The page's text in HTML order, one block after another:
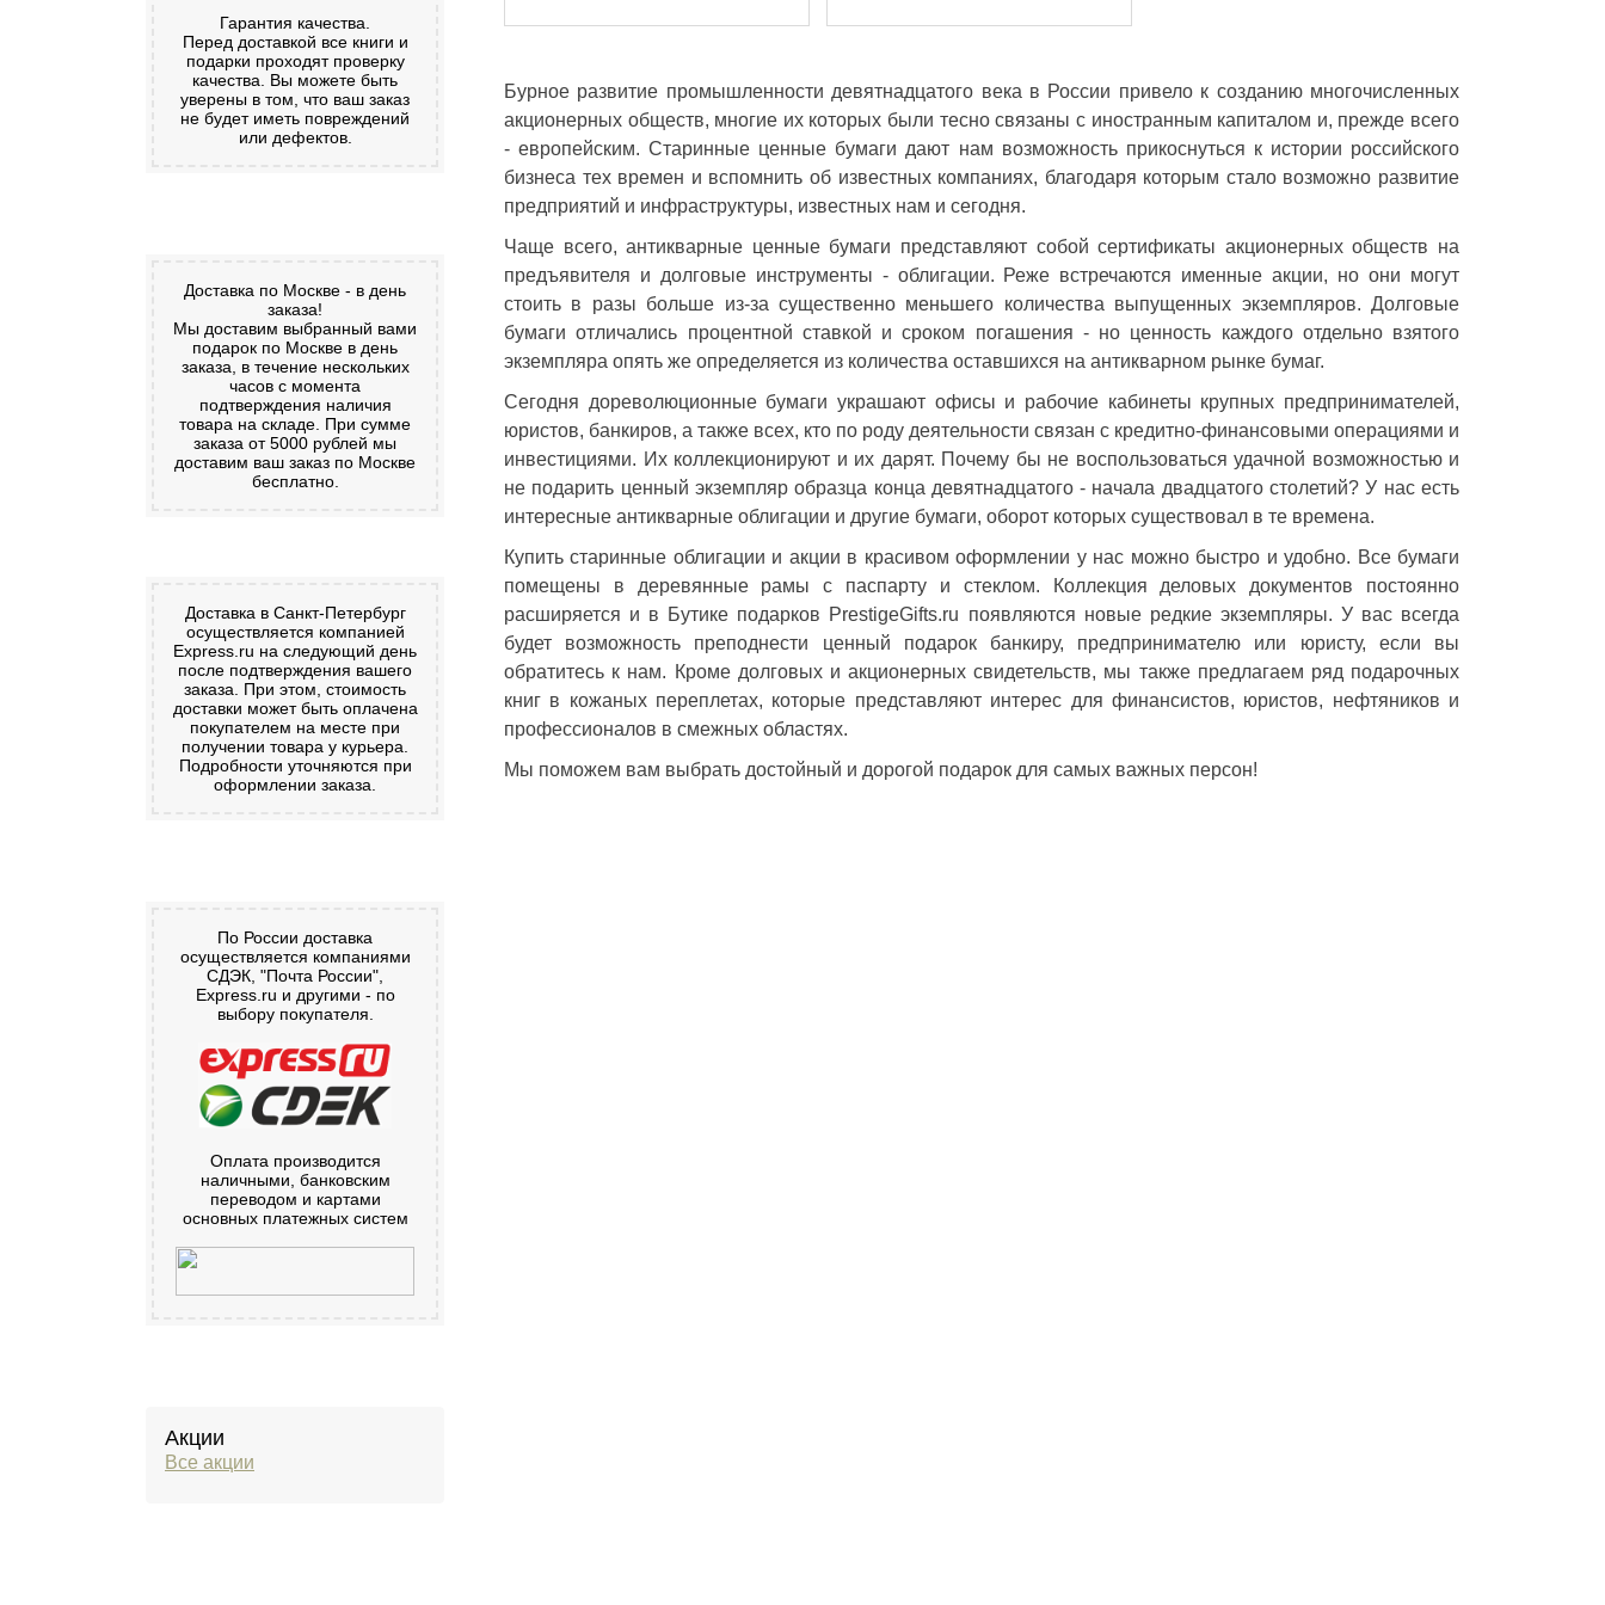
Гарантия качества.
Перед доставкой все книги и
подарки проходят проверку
качества. Вы можете быть
уверены в том, что ваш заказ
не будет иметь повреждений
или дефектов.
Доставка по Москве - в день
заказа!
Мы доставим выбранный вами
подарок по Москве в день
заказа, в течение нескольких
часов с момента
подтверждения наличия
товара на складе. При сумме
заказа от 5000 рублей мы
доставим ваш заказ по Москве
бесплатно.
Доставка в Санкт-Петербург
осуществляется компанией
Express.ru на следующий день
после подтверждения вашего
заказа. При этом, стоимость
доставки может быть оплачена
покупателем на месте при
получении товара у курьера.
Подробности уточняются при
оформлении заказа.
По России доставка
осуществляется компаниями
СДЭК, "Почта России",
Express.ru и другими - по
выбору покупателя.
Оплата производится
наличными, банковским
переводом и картами
основных платежных систем
Акции
Все акции
Бурное развитие промышленности девятнадцатого века в России привело к созданию многочисленных
акционерных обществ, многие их которых были тесно связаны с иностранным капиталом и, прежде всего
- европейским. Старинные ценные бумаги дают нам возможность прикоснуться к истории российского
бизнеса тех времен и вспомнить об известных компаниях, благодаря которым стало возможно развитие
предприятий и инфраструктуры, известных нам и сегодня.
Чаще всего, антикварные ценные бумаги представляют собой сертификаты акционерных обществ на
предъявителя и долговые инструменты - облигации. Реже встречаются именные акции, но они могут
стоить в разы больше из-за существенно меньшего количества выпущенных экземпляров. Долговые
бумаги отличались процентной ставкой и сроком погашения - но ценность каждого отдельно взятого
экземпляра опять же определяется из количества оставшихся на антикварном рынке бумаг.
Сегодня дореволюционные бумаги украшают офисы и рабочие кабинеты крупных предпринимателей,
юристов, банкиров, а также всех, кто по роду деятельности связан с кредитно-финансовыми операциями и
инвестициями. Их коллекционируют и их дарят. Почему бы не воспользоваться удачной возможностью и
не подарить ценный экземпляр образца конца девятнадцатого - начала двадцатого столетий? У нас есть
интересные антикварные облигации и другие бумаги, оборот которых существовал в те времена.
Купить старинные облигации и акции в красивом оформлении у нас можно быстро и удобно. Все бумаги
помещены в деревянные рамы с паспарту и стеклом. Коллекция деловых документов постоянно
расширяется и в Бутике подарков PrestigeGifts.ru появляются новые редкие экземпляры. У вас всегда
будет возможность преподнести ценный подарок банкиру, предпринимателю или юристу, если вы
обратитесь к нам. Кроме долговых и акционерных свидетельств, мы также предлагаем ряд подарочных
книг в кожаных переплетах, которые представляют интерес для финансистов, юристов, нефтяников и
профессионалов в смежных областях.
Мы поможем вам выбрать достойный и дорогой подарок для самых важных персон!